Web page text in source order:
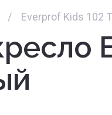
/ Everprof Kids 102